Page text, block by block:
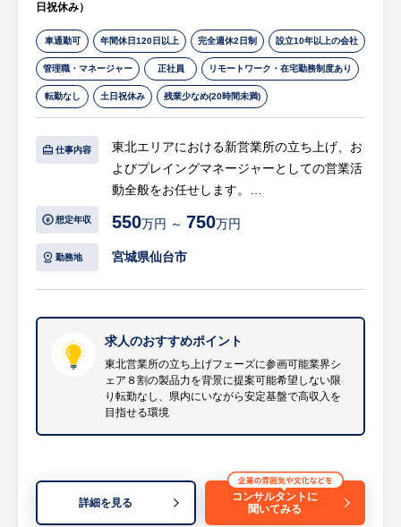
を1年以上設けており、万全のサポート体制
のもと安心して業務をスタートできます。
日祝休み）
車通勤可 年間休日120日以上 完全週休2日制 設立10年以上の会社
管理職・マネージャー 正社員 リモートワーク・在宅勤務制度あり
転勤なし 土日祝休み 残業少なめ(20時間未満)
仕事内容
東北エリアにおける新営業所の立ち上げ、お
よびプレイングマネージャーとしての営業活
動全般をお任せします。
【具体的には…】
・東北エリア（青森県・秋田県・岩手県・宮
・販売代理店への対応および関係構築
・製品のデモ対応、展示会・学会への対応
・新営業所の開設準備、営業目標管理、本社
との連携
等
【HUREX求人担当コメント】
・業界シェア約80%という圧倒的な製品力を
強みに、最先端の研究開発や製造現場に対し
想定年収 550万円 ～ 750万円
勤務地 宮城県仙台市
求人のおすすめポイント
東北営業所の立ち上げフェーズに参画可能業界シ
ェア８割の製品力を背景に提案可能希望しない限
り転勤なし、県内にいながら安定基盤で高収入を
目指せる環境
詳細を見る
コンサルタントに
聞いてみる